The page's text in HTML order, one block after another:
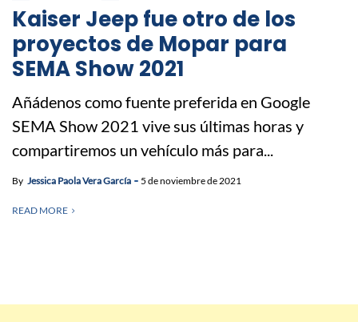
Kaiser Jeep fue otro de los
proyectos de Mopar para
SEMA Show 2021
Añádenos como fuente preferida en Google
SEMA Show 2021 vive sus últimas horas y
compartiremos un vehículo más para...
By Jessica Paola Vera García 5 de noviembre de 2021
READ MORE